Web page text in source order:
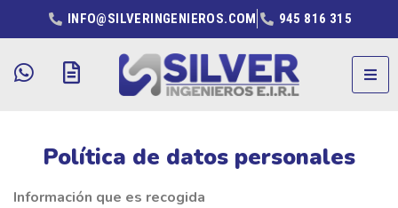
INFO@SILVERINGENIEROS.COM 945 816 315
Política de datos personales
Información que es recogida